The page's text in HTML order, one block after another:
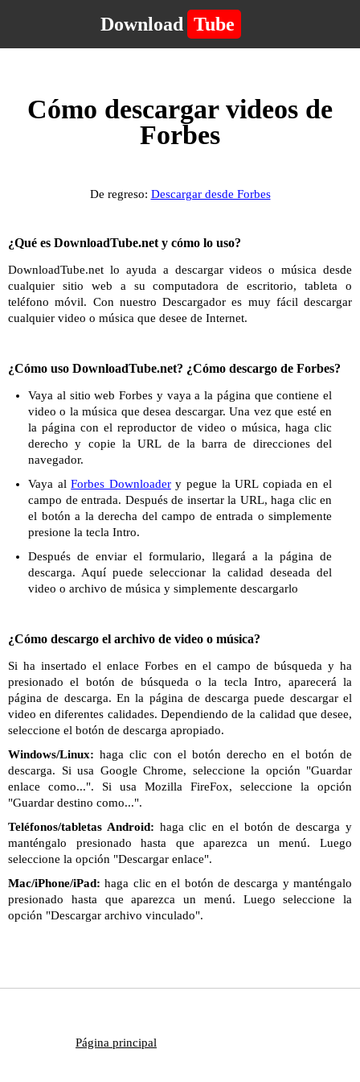
Download Tube
Cómo descargar videos de
Forbes
De regreso: Descargar desde Forbes
¿Qué es DownloadTube.net y cómo lo uso?
DownloadTube.net lo ayuda a descargar videos o música desde
cualquier sitio web a su computadora de escritorio, tableta o
teléfono móvil. Con nuestro Descargador es muy fácil descargar
cualquier video o música que desee de Internet.
¿Cómo uso DownloadTube.net? ¿Cómo descargo de Forbes?
Vaya al sitio web Forbes y vaya a la página que contiene el
video o la música que desea descargar. Una vez que esté en
la página con el reproductor de video o música, haga clic
derecho y copie la URL de la barra de direcciones del
navegador.
Vaya alForbes Downloadery pegue la URL copiada en el
campo de entrada. Después de insertar la URL, haga clic en
el botón a la derecha del campo de entrada o simplemente
presione la tecla Intro.
Después de enviar el formulario, llegará a la página de
descarga. Aquí puede seleccionar la calidad deseada del
video o archivo de música y simplemente descargarlo
¿Cómo descargo el archivo de video o música?
Si ha insertado el enlace Forbes en el campo de búsqueda y ha
presionado el botón de búsqueda o la tecla Intro, aparecerá la
página de descarga. En la página de descarga puede descargar el
video en diferentes calidades. Dependiendo de la calidad que desee,
seleccione el botón de descarga apropiado.
Windows/Linux: haga clic con el botón derecho en el botón de
descarga. Si usa Google Chrome, seleccione la opción "Guardar
enlace como...". Si usa Mozilla FireFox, seleccione la opción
"Guardar destino como...".
Teléfonos/tabletas Android: haga clic en el botón de descarga y
manténgalo presionado hasta que aparezca un menú. Luego
seleccione la opción "Descargar enlace".
Mac/iPhone/iPad: haga clic en el botón de descarga y manténgalo
presionado hasta que aparezca un menú. Luego seleccione la
opción "Descargar archivo vinculado".
Página principal